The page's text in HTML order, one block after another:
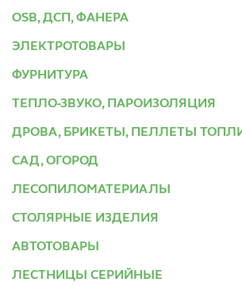
OSB, ДСП, ФАНЕРА
ЭЛЕКТРОТОВАРЫ
ФУРНИТУРА
ТЕПЛО-ЗВУКО, ПАРОИЗОЛЯЦИЯ
ДРОВА, БРИКЕТЫ, ПЕЛЛЕТЫ
САД, ОГОРОД
ЛЕСОПИЛОМАТЕРИАЛЫ
СТОЛЯРНЫЕ ИЗДЕЛИЯ
АВТОТОВАРЫ
ЛЕСТНИЦЫ СЕРИЙНЫЕ